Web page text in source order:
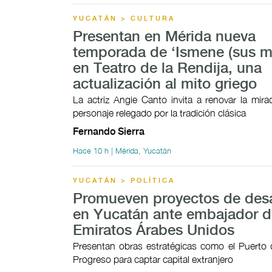
YUCATÁN > CULTURA
Presentan en Mérida nueva
temporada de ‘Ismene (sus
en Teatro de la Rendija, una
actualización al mito griego
La actriz Angie Canto invita a renovar la
personaje relegado por la tradición clásica
Fernando Sierra
Hace 10 h | Mérida, Yucatán
YUCATÁN > POLÍTICA
Promueven proyectos de
en Yucatán ante embajador
Emiratos Árabes Unidos
Presentan obras estratégicas como el Puerto
Progreso para captar capital extranjero